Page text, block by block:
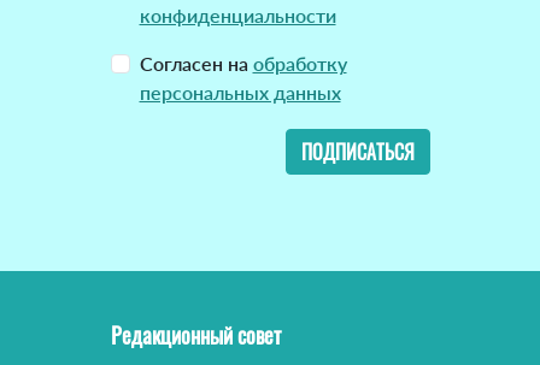
конфиденциальности
Согласен на обработку
персональных данных
ПОДПИСАТЬСЯ
Редакционный совет